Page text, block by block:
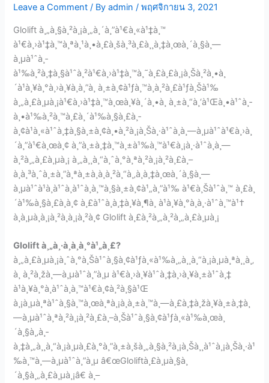
Leave a Comment / Byadmin/พฤศจิกายน 3, 2021
Glolift à¸„à¸§à¸²à¸¡à¸„à¸´à¸”à¹€à¸«à¹‡à¸™
à¹€à¸›à¹‡à¸™à¸ªà¸¹à¸•à¸£à¸šà¸³à¸£à¸¸à¸‡à¸œà¸´à¸§à¸—
à¸µà¹ˆà¸­
à¹‰à¸²à¸‡à¸§à¹ˆà¸²à¹€à¸›à¹‡à¸™à¸˜à¸£à¸£à¸¡à¸Šà¸²à¸•à¸
´à¹à¸¥à¸°à¸›à¸¥à¸­à¸”à¸ à¸±à¸¢à¹ƒà¸™à¸à¸²à¸£à¹ƒà¸Šà¹‰
à¸„à¸£à¸µà¸¡à¹€à¸›à¹‡à¸™à¸œà¸¥à¸´à¸•à¸ à¸±à¸“à¸‘à¹Œà¸•à¹ˆà¸­
à¸•à¹‰à¸²à¸™à¸£à¸´à¹‰à¸§à¸£à¸­
à¸¢à¹à¸«à¹ˆà¸‡à¸§à¸±à¸¢à¸•à¸²à¸¡à¸Šà¸·à¹ˆà¸­à¸—à¸µà¹ˆà¹€à¸›à¸
´à¸”à¹€à¸œà¸¢ à¸”à¸±à¸‡à¸™à¸±à¹‰à¸™à¹€à¸¡à¸·à¹ˆà¸­à¸—
à¸²à¸„à¸£à¸µà¸¡ à¸„à¸¸à¸“à¸ˆà¸°à¸ªà¸²à¸¡à¸²à¸£à¸–
à¸à¸³à¸ˆà¸±à¸”à¸ªà¸±à¸à¸à¸²à¸“à¸‚à¸­à¸‡à¸œà¸´à¸§à¸—
à¸µà¹ˆà¹à¸à¹ˆà¸à¹ˆà¸­à¸™à¸§à¸±à¸¢à¹„à¸”à¹‰ à¹€à¸Šà¹ˆà¸™ à¸£à¸
´à¹‰à¸§à¸£à¸­à¸¢ à¸£à¹ˆà¸­à¸‡à¸¥à¸¶à¸ à¹à¸¥à¸°à¸­à¸·à¹ˆà¸™à¹†
à¸­à¸µà¸à¸¡à¸²à¸à¸¡à¸²à¸¢ Glolift à¸£à¸²à¸„à¸²à¸„à¸£à¸µà¸¡
Glolift à¸„à¸·à¸­à¸­à¸°à¹„à¸£?
à¸„à¸£à¸µà¸¡à¸ˆà¸°à¸Šà¹ˆà¸§à¸¢à¹ƒà¸«à¹‰à¸„à¸¸à¸“à¸¡à¸µà¸ªà¸¸à¸‚
à¸ à¸²à¸žà¸—à¸µà¹ˆà¸”à¸µ à¹€à¸›à¸¥à¹ˆà¸‡à¸›à¸¥à¸±à¹ˆà¸‡
à¹à¸¥à¸°à¸­à¹ˆà¸­à¸™à¹€à¸¢à¸²à¸§à¹Œ
à¸¡à¸µà¸ªà¹ˆà¸§à¸™à¸œà¸ªà¸¡à¸­à¸±à¸™à¸—à¸£à¸‡à¸žà¸¥à¸±à¸‡à¸
—à¸µà¹ˆà¸ªà¸²à¸¡à¸²à¸£à¸–à¸Šà¹ˆà¸§à¸¢à¹ƒà¸«à¹‰à¸œà¸
´à¸§à¸‚à¸­
à¸‡à¸„à¸¸à¸“à¸¡à¸µà¸£à¸°à¸”à¸±à¸šà¸„à¸§à¸²à¸¡à¸Šà¸¸à¹ˆà¸¡à¸Šà¸·à¹
‰à¸™à¸—à¸µà¹ˆà¸”à¸µ â€œGloliftà¸£à¸µà¸§à¸
´à¸§à¸„à¸£à¸µà¸¡â€ à¸–